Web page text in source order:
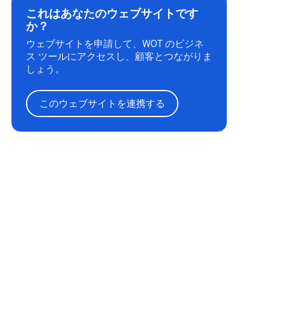
これはあなたのウェブサイトです
か？
ウェブサイトを申請して、WOT のビジネ
ス ツールにアクセスし、顧客とつながりま
しょう。
このウェブサイトを連携する